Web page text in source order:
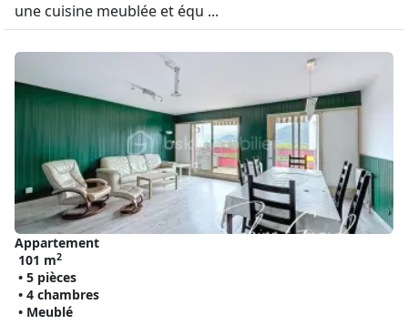
une cuisine meublée et équ ...
Appartement
101 m2
• 5 pièces
• 4 chambres
• Meublé